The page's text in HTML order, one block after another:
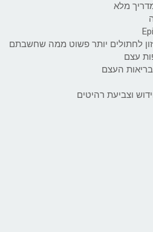
מדריך מלא
לחתולים יותר פשוט ממה שחשבתם
עצם
העצם
וצביעת רהיטים